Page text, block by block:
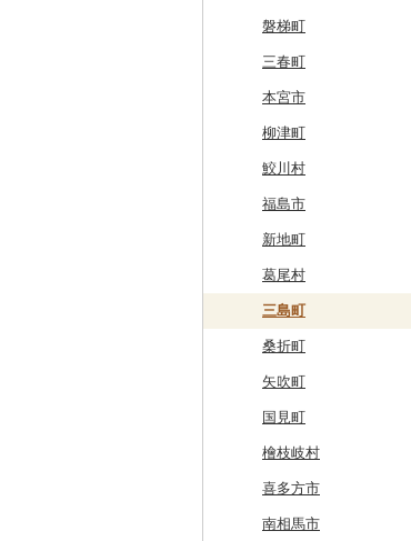
厚真町
奥尻町
網走市
浦河町
広尾町
中札内村
滝川市
比布町
鶴居村
釧路市
苫前町
当別町
占冠村
上士幌町
平取町
中泊町
外ヶ浜町
つがる市
弘前市
鰺ヶ沢町
むつ市
田舎館村
青森県（県庁）
三沢市
西目屋村
西和賀町
北上市
平泉町
洋野町
大船渡市
山田町
大槌町
蔵王町
女川町
気仙沼市
美里町
松島町
大和町
大郷町
南三陸町
仙台市
大河原町
角田市
涌谷町
東松島市
八峰町
鹿角市
大仙市
八郎潟町
山辺町
戸沢村
舟形町
最上町
真室川町
寒河江市
西川町
高畠町
山形市
三川町
大江町
米沢市
磐梯町
三春町
本宮市
柳津町
鮫川村
福島市
新地町
葛尾村
三島町
桑折町
矢吹町
国見町
檜枝岐村
喜多方市
南相馬市